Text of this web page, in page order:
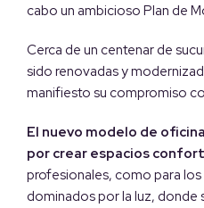
cabo un ambicioso Plan de
Cerca de un centenar de
sido renovadas y
manifiesto su compromiso
El nuevo modelo de
por crear espacios
profesionales, como para
dominados por la luz, donde